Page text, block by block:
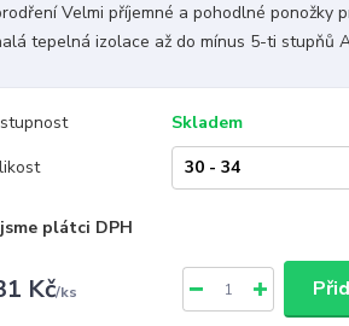
Velmi příjemné a pohodlné ponožky
tepelná izolace až do mínus 5-ti stupňů
Skladem
plátci DPH
Kč/ks